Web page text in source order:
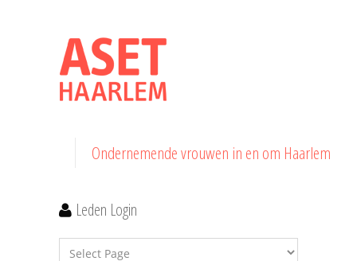
Ondernemende vrouwen in en om Haarlem
Leden Login